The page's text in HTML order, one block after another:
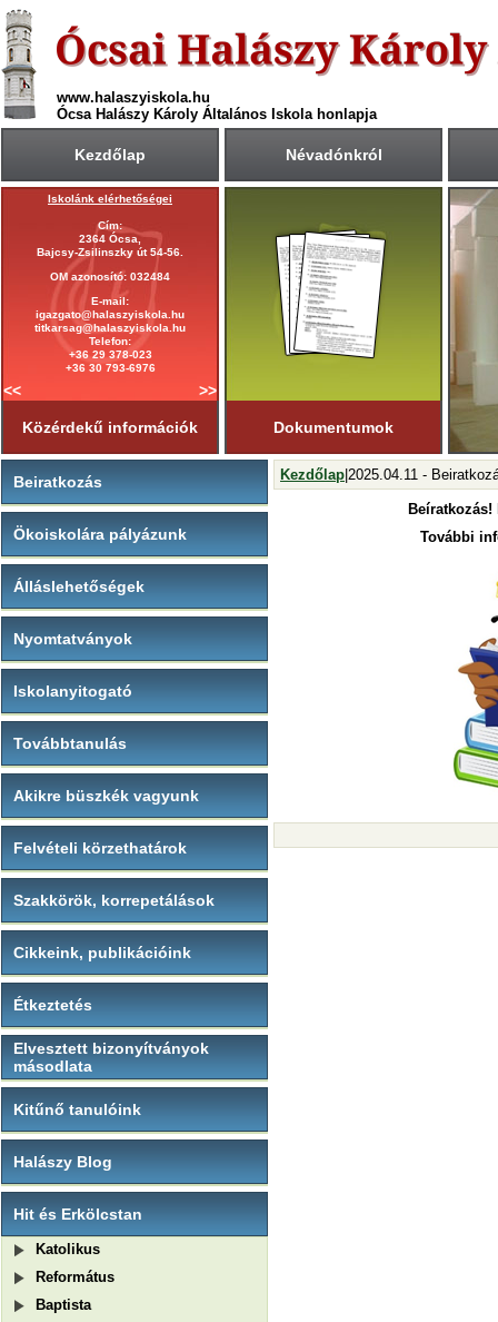
www.halaszyiskola.hu
Ócsa Halászy Károly Általános Iskola honlapja
Kezdőlap Névadónkról
Iskolánk elérhetőségei
Cím:
2364 Ócsa,
Bajcsy-Zsilinszky út 54-56.
OM azonosító: 032484
E-mail:
igazgato@halaszyiskola.hu
titkarsag@halaszyiskola.hu
Telefon:
+36 29 378-023
+36 30 793-6976
Első tanítási nap:
2025. szeptember 1. (hétfő)
Utolsó tanítási nap:
2026. június 19. (péntek)
Tanítási napok száma:
181 nap
Első félév
2026. január 23-igtart.
<< >>
Közérdekű információk Dokumentumok
Beiratkozás
Ökoiskolára pályázunk
Álláslehetőségek
Nyomtatványok
Iskolanyitogató
Továbbtanulás
Akikre büszkék vagyunk
Felvételi körzethatárok
Szakkörök, korrepetálások
Cikkeink, publikációink
Étkeztetés
Elvesztett bizonyítványok
másodlata
Kitűnő tanulóink
Halászy Blog
Hit és Erkölcstan
Katolikus
Református
Baptista
Kezdőlap |2025.04.11 -
Beíratkozás!
További